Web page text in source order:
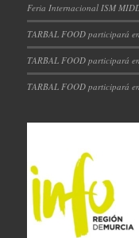
Feria Internacional ISM
TARBAL FOOD participará
TARBAL FOOD participará
TARBAL FOOD participará